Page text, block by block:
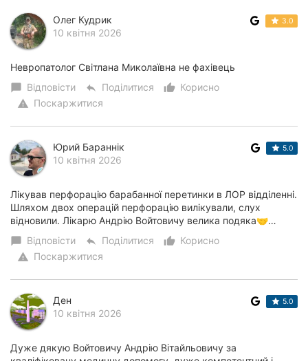
Олег Кудрик
10 квітня 2026
3.0
Невропатолог Світлана Миколаївна не фахівець
chat_bubble Відповісти reply Поділитися thumb_up_alt
Корисно
warning Поскаржитися
Юрий Бараннік
10 квітня 2026
5.0
Лікував перфорацію барабанної перетинки в ЛОР відділенні.
Шляхом двох операцій перфорацію вилікували, слух
відновили. Лікарю Андрію Войтовичу велика подяка🤝…
chat_bubble Відповісти reply Поділитися thumb_up_alt
Корисно
warning Поскаржитися
Ден
10 квітня 2026
5.0
Дуже дякую Войтовичу Андрію Вітайльовичу за